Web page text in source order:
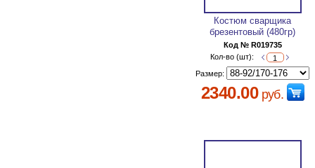
Костюм сварщика
брезентовый (480гр)
Код № R019735
Кол-во (шт):
Размер:
2340.00руб.